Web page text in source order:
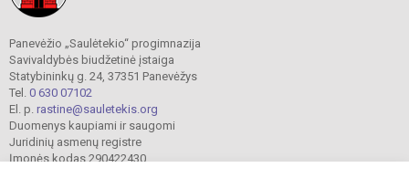
Panevėžio „Saulėtekio“ progimnazija
Savivaldybės biudžetinė įstaiga
Statybininkų g. 24, 37351 Panevėžys
Tel. 0 630 07102
El. p. rastine@sauletekis.org
Duomenys kaupiami ir saugomi
Juridinių asmenų registre
Įmonės kodas 290422430